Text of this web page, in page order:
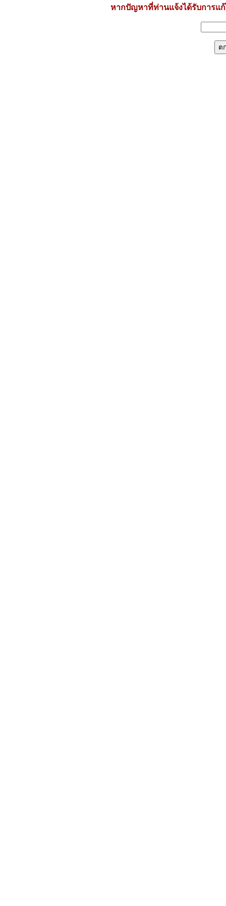
หากปัญหาที่ท่านแจ้งได้รับการแ